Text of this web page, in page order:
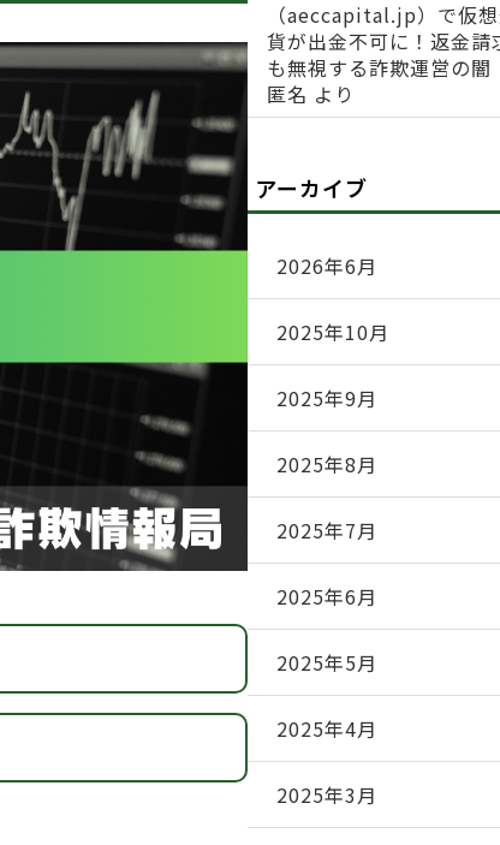
（aeccapital.jp）で仮
貨が出金不可に！返金請
も無視する詐欺運営の闇
匿名 より
アーカイブ
2026年6月
2025年10月
2025年9月
2025年8月
2025年7月
2025年6月
2025年5月
2025年4月
2025年3月